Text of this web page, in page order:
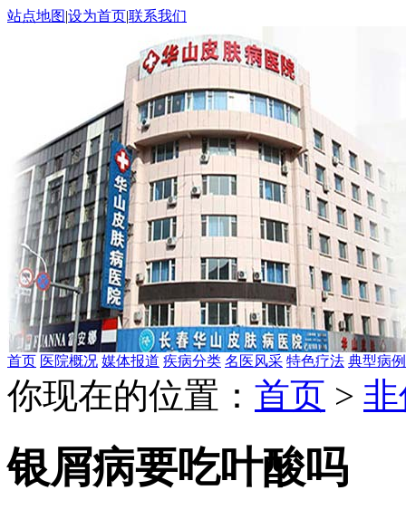
站点地图|设为首页|联系我们
首页 医院概况 媒体报道 疾病分类 名医风采 特色疗法 典型病例
你现在的位置： 首页 >
银屑病要吃叶酸吗